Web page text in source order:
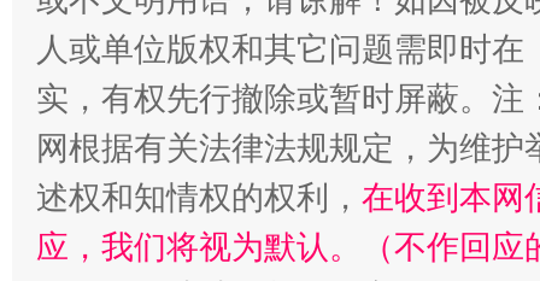
扯下公款旅游的“隐身衣” 如何以
人或单位版权和其它问题需即时在
实，有权先行撤除或暂时屏蔽。
网根据有关法律法规规定，为维
述权和知情权的权利， 在收到本网
应，我们将视为默认。（不作回应